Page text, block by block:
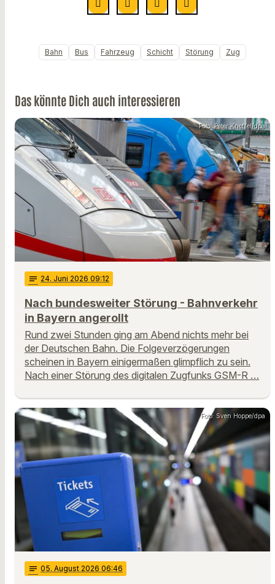
Bahn Bus Fahrzeug Schicht Störung Zug
Das könnte Dich auch interessieren
Foto: Peter Kneffel/dpa
notes 24. Juni 2026 09:12
Nach bundesweiter Störung - Bahnverkehr
in Bayern angerollt
Rund zwei Stunden ging am Abend nichts mehr bei
der Deutschen Bahn. Die Folgeverzögerungen
scheinen in Bayern einigermaßen glimpflich zu sein.
Nach einer Störung des digitalen Zugfunks GSM-R …
Foto: Sven Hoppe/dpa
notes 05. August 2026 06:46